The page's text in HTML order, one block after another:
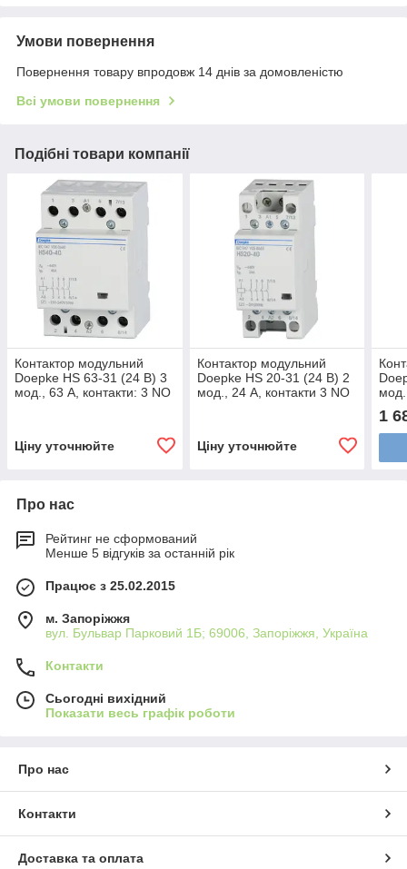
Умови повернення
Повернення товару впродовж 14 днів за домовленістю
Всі умови повернення
Подібні товари компанії
Контактор модульний
Doepke HS 63-31 (24 В) 3
мод., 63 А, контакти: 3 NO
Ціну уточнюйте
Контактор модульний
Doepke HS 20-31 (24 В) 2
мод., 24 А, контакти 3 NO
Ціну уточнюйте
1
Про нас
Рейтинг не сформований
Менше 5 відгуків за останній рік
Працює з 25.02.2015
м. Запоріжжя
вул. Бульвар Парковий 1Б; 69006, Запоріжжя, Україна
Контакти
Сьогодні вихідний
Показати весь графік роботи
Про нас
Контакти
Доставка та оплата